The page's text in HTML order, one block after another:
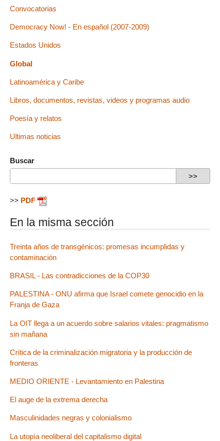
Convocatorias
Democracy Now! - En español (2007-2009)
Estados Unidos
Global
Latinoamérica y Caribe
Libros, documentos, revistas, videos y programas audio
Poesía y relatos
Ultimas noticias
Buscar
>> PDF
En la misma sección
Treinta años de transgénicos: promesas incumplidas y
contaminación
BRASIL - Las contradicciones de la COP30
PALESTINA - ONU afirma que Israel comete genocidio en la
Franja de Gaza
La OIT llega a un acuerdo sobre salarios vitales: pragmatismo
sin mañana
Crítica de la criminalización migratoria y la producción de
fronteras
MEDIO ORIENTE - Levantamiento en Palestina
El auge de la extrema derecha
Masculinidades negras y colonialismo
La utopía neoliberal del capitalismo digital